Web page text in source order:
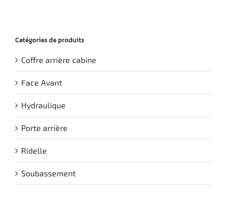
Catégories de produits
Coffre arrière cabine
Face Avant
Hydraulique
Porte arrière
Ridelle
Soubassement